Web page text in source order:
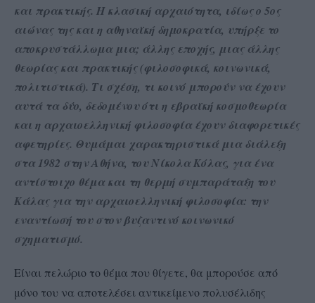
και πρακτικής. Η κλασική αρχαιότητα, ιδίως ο 5ος
αιώνας της και η αθηναϊκή δημοκρατία, υπήρξε το
αποκρυστάλλωμα μια; άλλης εποχής, μιας άλλης
θεωρίας και πρακτικής (φιλοσοφικά, κοινωνικά,
πολιτιστικά). Τι σχέση, τι κοινό μπορούν να έχουν
αυτά τα δύο, δεδομένου ότι η εβραϊκή κοσμοθεωρία
και η αρχαιοελληνική φιλοσοφία έχουν διαφορετικές
αφετηρίες. Θυμάμαι χαρακτηριστικά μια διάλεξη
στα 1982 στην Αθήνα, του Νίκολα Κόλας, για ένα
αντίστοιχο θέμα και τη θερμή συμπαράταξη του
Κάλας για την αρχαιοελληνική φιλοσοφία: την
εναντίωσή του στον βυζαντινό κοινωνικό
σχηματισμό.
Είναι πελώριο το θέμα που θίγετε, θα μπορούσε από
μόνο του να αποτελέσει αντικείμενο πολυσέλιδης